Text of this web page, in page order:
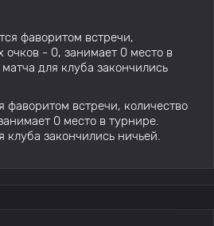
фаворитом встречи,
очков - 0, занимает 0 место в
для клуба закончились
фаворитом встречи, количество
0 место в турнире.
клуба закончились ничьей.